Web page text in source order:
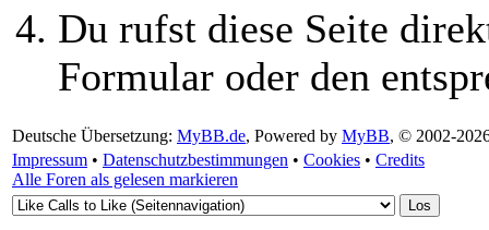
Du rufst diese Seite
Formular oder den
Deutsche Übersetzung: MyBB.de, Powered by MyBB, © 2002-
Impressum • Datenschutzbestimmungen • Cookies • Credits
Alle Foren als gelesen markieren